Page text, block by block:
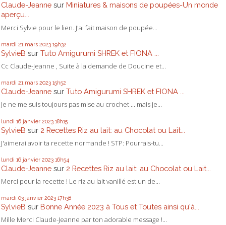
Claude-Jeanne sur Miniatures & maisons de poupées-Un monde
aperçu...
Merci Sylvie pour le lien. J'ai fait maison de poupée...
mardi 21 mars 2023 19h32
SylvieB sur Tuto Amigurumi SHREK et FIONA ...
Cc Claude-Jeanne , Suite à la demande de Doucine et...
mardi 21 mars 2023 15h52
Claude-Jeanne sur Tuto Amigurumi SHREK et FIONA ...
Je ne me suis toujours pas mise au crochet ... mais je...
lundi 16 janvier 2023 18h15
SylvieB sur 2 Recettes Riz au lait: au Chocolat ou Lait...
J'aimerai avoir ta recette normande ! STP: Pourrais-tu...
lundi 16 janvier 2023 16h54
Claude-Jeanne sur 2 Recettes Riz au lait: au Chocolat ou Lait...
Merci pour la recette ! Le riz au lait vanillé est un de...
mardi 03 janvier 2023 17h38
SylvieB sur Bonne Année 2023 à Tous et Toutes ainsi qu'à...
Mille Merci Claude-Jeanne par ton adorable message !...